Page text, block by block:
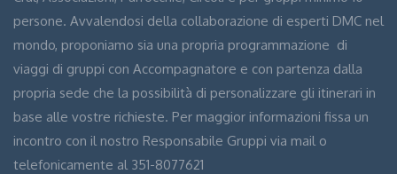
persone. Avvalendosi della collaborazione di esperti DMC nel
mondo, proponiamo sia una propria programmazione di
viaggi di gruppi con Accompagnatore e con partenza dalla
propria sede che la possibilità di personalizzare gli itinerari in
base alle vostre richieste. Per maggior informazioni fissa un
incontro con il nostro Responsabile Gruppi via mail o
telefonicamente al 351-8077621